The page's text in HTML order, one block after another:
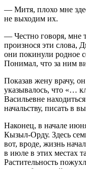
— Митя, плохо мне
не выходим их.
— Честно говоря, мне
произнося эти слова,
они покинули родное
Понимал, что за ним
Показав жену врачу,
указывалось, что «…
Васильевне
начальству, писать в
Наконец, в начале
Кызыл-Орду. Здесь
вот, вроде, жизнь
в июле в этих местах
Растительность